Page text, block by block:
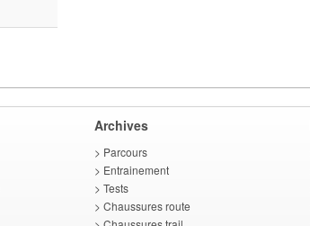
Archives
> Parcours
> Entrainement
> Tests
> Chaussures route